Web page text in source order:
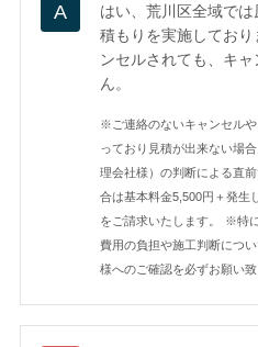
はい、荒川区全域で
積もりを実施してお
ンセルされても、キ
ん。
※ご連絡のないキャンセル
っており見積が出来ない場
理会社様）の判断による直
合は基本料金5,500円＋発生
をご請求いたします。
※特
費用の負担や施工判断につ
様へのご確認を必ずお願い致